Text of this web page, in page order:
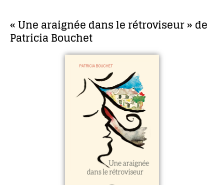
« Une araignée dans le rétroviseur » de
Patricia Bouchet